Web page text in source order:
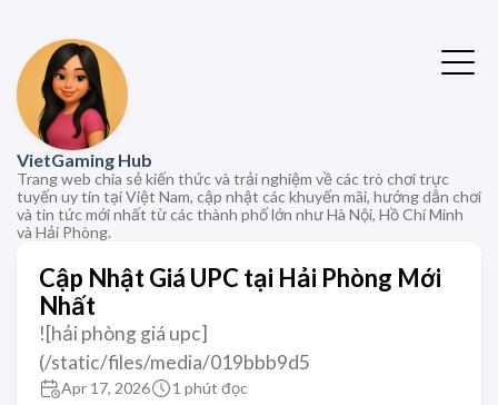
VietGaming Hub
Trang web chia sẻ kiến thức và trải nghiệm về các trò chơi trực
tuyến uy tín tại Việt Nam, cập nhật các khuyến mãi, hướng dẫn chơi
và tin tức mới nhất từ các thành phố lớn như Hà Nội, Hồ Chí Minh
và Hải Phòng.
Cập Nhật Giá UPC tại Hải Phòng Mới
Nhất
![hải phòng giá upc]
(/static/files/media/019bbb9d5
Apr 17, 2026 1 phút đọc